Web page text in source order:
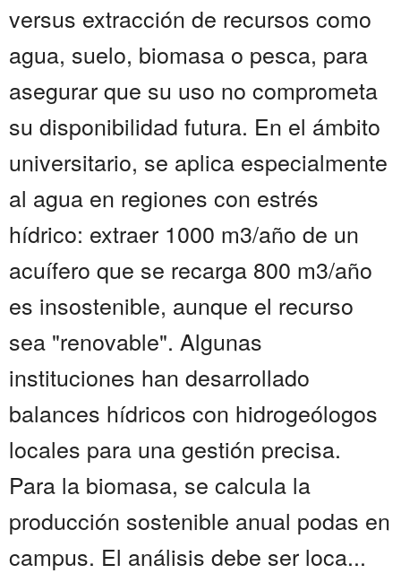
versus extracción de recursos como
agua, suelo, biomasa o pesca, para
asegurar que su uso no comprometa
su disponibilidad futura. En el ámbito
universitario, se aplica especialmente
al agua en regiones con estrés
hídrico: extraer 1000 m3/año de un
acuífero que se recarga 800 m3/año
es insostenible, aunque el recurso
sea "renovable". Algunas
instituciones han desarrollado
balances hídricos con hidrogeólogos
locales para una gestión precisa.
Para la biomasa, se calcula la
producción sostenible anual podas en
campus. El análisis debe ser loca...